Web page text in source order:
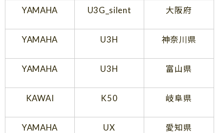
YAMAHA U3G_silent 大阪府
YAMAHA U3H 神奈川県
YAMAHA U3H 富山県
KAWAI K50 岐阜県
YAMAHA UX 愛知県